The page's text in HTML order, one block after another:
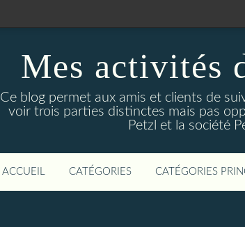
Mes activités
Ce blog permet aux amis et clients de
voir trois parties distinctes mais pas
Petzl et la société
ACCUEIL CATÉGORIES CATÉGORIES